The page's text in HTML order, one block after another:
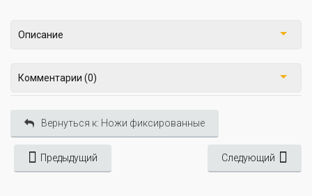
Описание
Комментарии (0)
Вернуться к: Ножи фиксированные
Предыдущий Следующий